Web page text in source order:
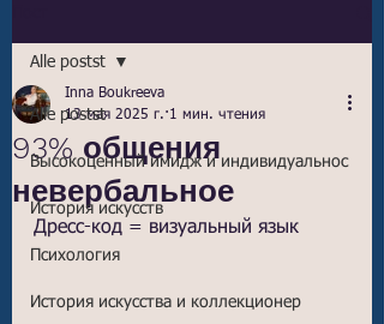
Alle postst
Высокоценный имидж и индивидуальнос
История искусств
Психология
История искусства и коллекционер
Alle postst
93% общения
невербальное
Inna Boukreeva
13 мая 2025 г. 1 мин. чтения
Дресс-код = визуальный язык